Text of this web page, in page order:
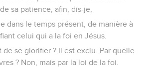
sa patience, afin, dis-je,
dans le temps présent, de manière à
celui qui a la foi en Jésus.
de se glorifier ? Il est exclu. Par quelle
? Non, mais par la loi de la foi.